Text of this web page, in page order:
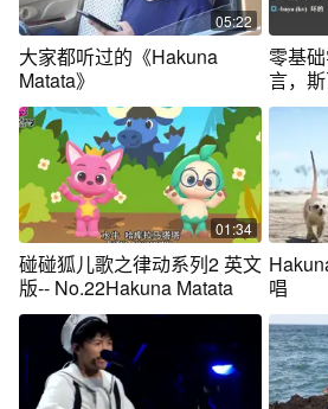
05:22
大家都听过的《Hakuna
Matata》
零基
言，
01:34
碰碰狐儿歌之律动系列2 英文
版-- No.22Hakuna Matata
唱